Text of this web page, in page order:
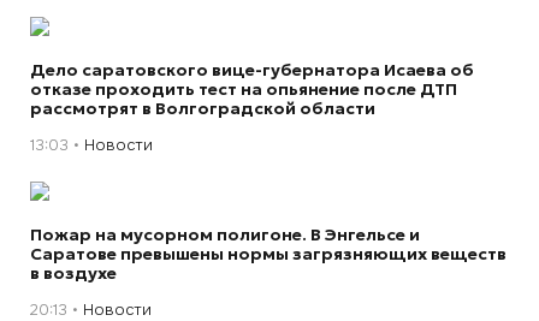
Дело саратовского вице-губернатора Исаева об
отказе проходить тест на опьянение после ДТП
рассмотрят в Волгоградской области
13:03 Новости
Пожар на мусорном полигоне. В Энгельсе и
Саратове превышены нормы загрязняющих веществ
в воздухе
20:13 Новости